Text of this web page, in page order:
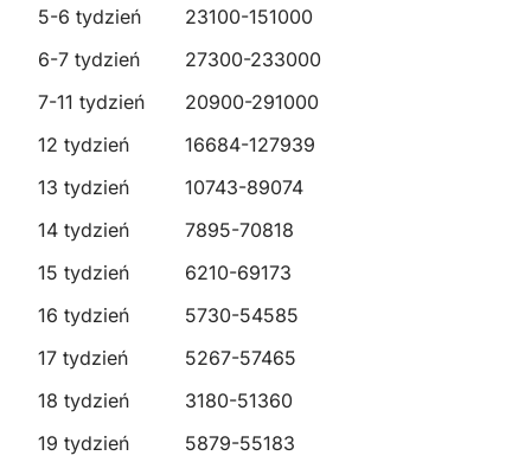
5-6 tydzień
23100-151000
6-7 tydzień
27300-233000
7-11 tydzień
20900-291000
12 tydzień
16684-127939
13 tydzień
10743-89074
14 tydzień
7895-70818
15 tydzień
6210-69173
16 tydzień
5730-54585
17 tydzień
5267-57465
18 tydzień
3180-51360
19 tydzień
5879-55183